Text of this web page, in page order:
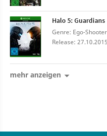
Halo 5: Guardians
Genre: Ego-Shooter
Release:
mehr anzeigen